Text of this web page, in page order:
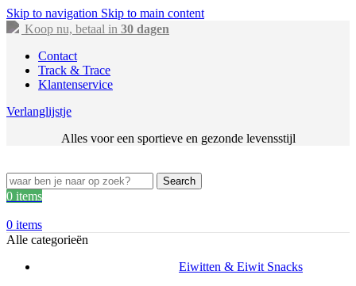
Skip to navigation Skip to main content
Koop nu, betaal in 30 dagen
Contact
Track & Trace
Klantenservice
Verlanglijstje
Alles voor een sportieve en gezonde levensstijl
Search
0 items
0 items
Alle categorieën
Eiwitten & Eiwit Snacks